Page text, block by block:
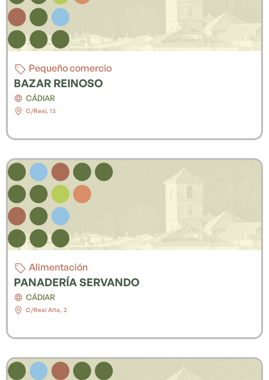
Pequeño comercio
BAZAR REINOSO
CÁDIAR
C/Real, 13
Alimentación
PANADERÍA SERVANDO
CÁDIAR
C/Real Alta, 2